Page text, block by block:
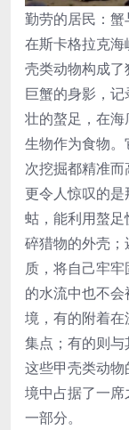
勤劳的居民：
在斯卡格拉克
壳类动物构成了
巨蟹的身影，
壮的螯足，在
生物作为食物
次挖掘都精准而
更令人惊叹的
蛄，能利用螯
碎猎物的外壳
质，将自己牢
的水流中也不
境，有的附着
集点；有的则与
这些甲壳类动
境中占据了一
一部分。